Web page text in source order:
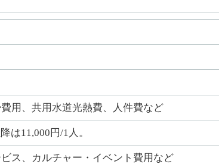
用、共用水道光熱費、人件費など
は11,000円/1人。
ス、カルチャー・イベント費用など